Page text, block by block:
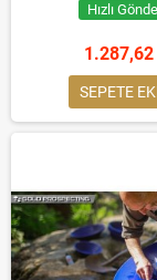
Hızlı
1.287,62
SEPETE